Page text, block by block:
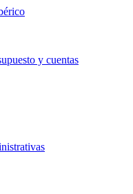
y cuentas